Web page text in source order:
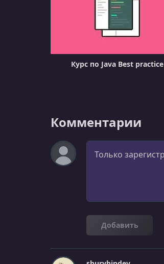
Курс по Java Best practice
Комментарии
Комментарий
Добавить